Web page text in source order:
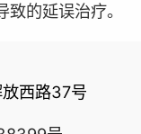
的延误治疗。
西路37号